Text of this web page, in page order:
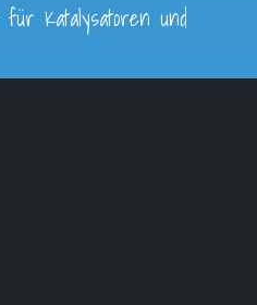
Katalysatoren und